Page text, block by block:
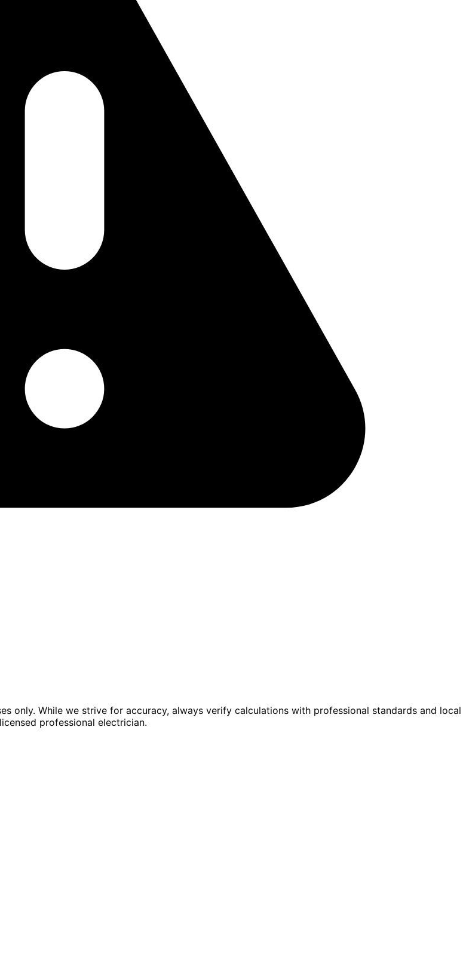
only. While we strive for accuracy, always verify calculations with professional standards and local
professional electrician.